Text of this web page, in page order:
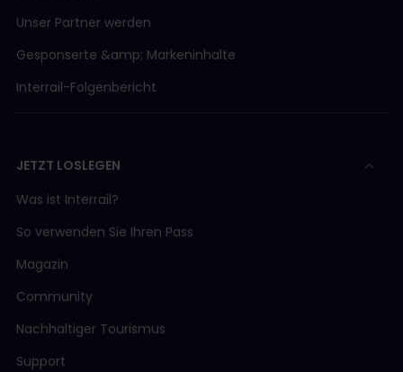
Unser Partner werden
Gesponserte &amp; Markeninhalte
Interrail-Folgenbericht
JETZT LOSLEGEN
Was ist Interrail?
So verwenden Sie Ihren Pass
Magazin
Community
Nachhaltiger Tourismus
Support